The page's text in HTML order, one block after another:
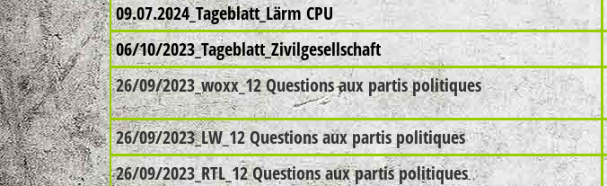
09.07.2024_Tageblatt_Lärm CPU
06/10/2023_Tageblatt_Zivilgesellschaft
26/09/2023_woxx_12 Questions aux partis politiques
26/09/2023_LW_12 Questions aux partis politiques
26/09/2023_RTL_12 Questions aux partis politiques